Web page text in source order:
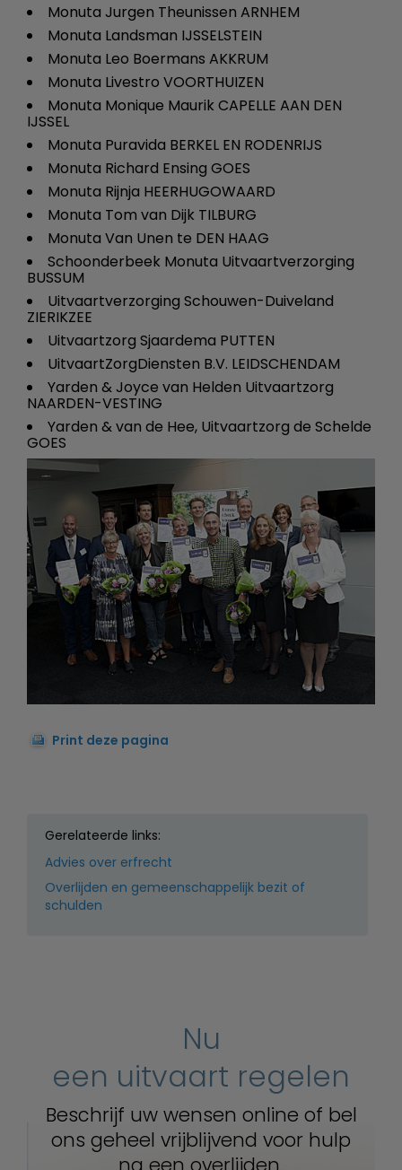
Monuta Jurgen Theunissen ARNHEM
Monuta Landsman IJSSELSTEIN
Monuta Leo Boermans AKKRUM
Monuta Livestro VOORTHUIZEN
Monuta Monique Maurik CAPELLE AAN DEN
IJSSEL
Monuta Puravida BERKEL EN RODENRIJS
Monuta Richard Ensing GOES
Monuta Rijnja HEERHUGOWAARD
Monuta Tom van Dijk TILBURG
Monuta Van Unen te DEN HAAG
Schoonderbeek Monuta Uitvaartverzorging
BUSSUM
Uitvaartverzorging Schouwen-Duiveland
ZIERIKZEE
Uitvaartzorg Sjaardema PUTTEN
UitvaartZorgDiensten B.V. LEIDSCHENDAM
Yarden & Joyce van Helden Uitvaartzorg
NAARDEN-VESTING
Yarden & van de Hee, Uitvaartzorg de Schelde
GOES
Print deze pagina
Gerelateerde links:
Advies over erfrecht
Overlijden en gemeenschappelijk bezit of
schulden
Nu
een uitvaart regelen
Beschrijf uw wensen online of bel
ons geheel vrijblijvend voor hulp